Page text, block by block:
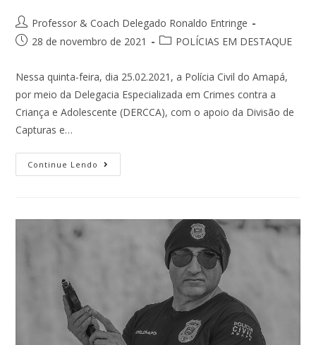
Professor & Coach Delegado Ronaldo Entringe
28 de novembro de 2021
POLÍCIAS EM DESTAQUE
Nessa quinta-feira, dia 25.02.2021, a Polícia Civil do Amapá,
por meio da Delegacia Especializada em Crimes contra a
Criança e Adolescente (DERCCA), com o apoio da Divisão de
Capturas e…
Continue Lendo